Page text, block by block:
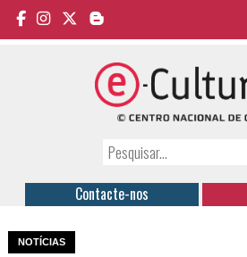
Contacte-nos
NOTÍCIAS